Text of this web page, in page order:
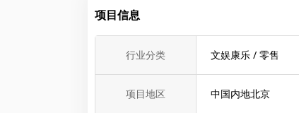
项目信息
行业分类 文娱康乐 / 零售
项目地区 中国内地北京